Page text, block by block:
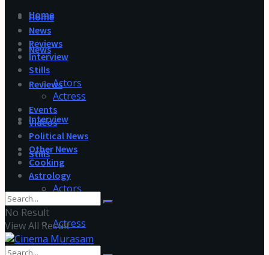
Home
News
Reviews
Interview
Stills
Actors
Actress
Home
News
Reviews
Interview
Stills
Actors
Actress
Events
Videos
Political News
Other News
Cooking
Astrology
No Result
View All Result